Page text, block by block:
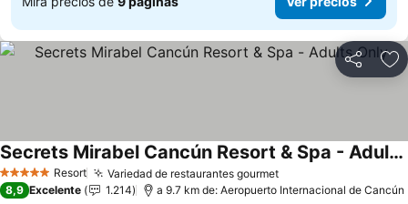
Compartir
5 Estrellas Resort Variedad de restaurantes gourmetVer precios
Secrets Mirabel Cancún Resort & Spa - Adults Only
Ver precios
8,9 Excelente 1.214 a 9.7 km de: Aeropuerto Internacional de Cancún